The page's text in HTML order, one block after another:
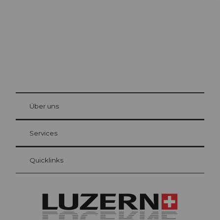
Gästekarte Luzern
Ihre Vorteile als Übernachtungsgast
at Bre
Über uns
Services
Quicklinks